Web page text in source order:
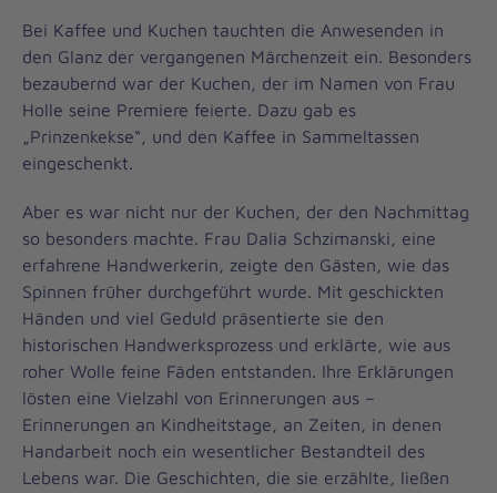
Bei Kaffee und Kuchen tauchten die Anwesenden in
den Glanz der vergangenen Märchenzeit ein. Besonders
bezaubernd war der Kuchen, der im Namen von Frau
Holle seine Premiere feierte. Dazu gab es
„Prinzenkekse“, und den Kaffee in Sammeltassen
eingeschenkt.
Aber es war nicht nur der Kuchen, der den Nachmittag
so besonders machte. Frau Dalia Schzimanski, eine
erfahrene Handwerkerin, zeigte den Gästen, wie das
Spinnen früher durchgeführt wurde. Mit geschickten
Händen und viel Geduld präsentierte sie den
historischen Handwerksprozess und erklärte, wie aus
roher Wolle feine Fäden entstanden. Ihre Erklärungen
lösten eine Vielzahl von Erinnerungen aus –
Erinnerungen an Kindheitstage, an Zeiten, in denen
Handarbeit noch ein wesentlicher Bestandteil des
Lebens war. Die Geschichten, die sie erzählte, ließen